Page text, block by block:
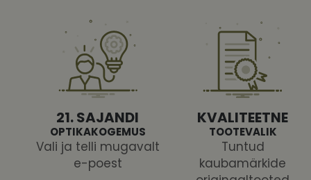
21. SAJANDI
OPTIKAKOGEMUS
Vali ja telli mugavalt
e-poest
KVALITEETNE
TOOTEVALIK
Tuntud
kaubamärkide
shipping_country
CookieScriptConsent
csrftoken